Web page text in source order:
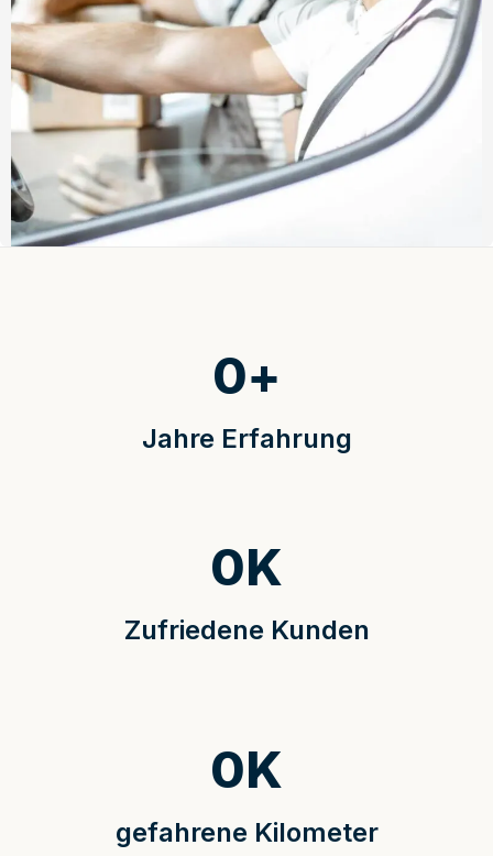
Jahre Erfahrung
0+
Zufriedene Kunden
0K
gefahrene Kilometer
0K